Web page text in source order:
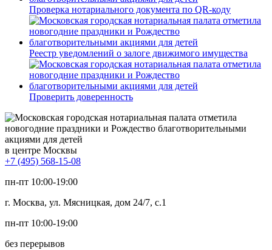
Проверка нотариального документа по QR-коду
Реестр уведомлений о залоге движимого имущества
Проверить доверенность
в центре Москвы
+7 (495) 568-15-08
пн-пт 10:00-19:00
г. Москва, ул. Мясницкая, дом 24/7, с.1
пн-пт 10:00-19:00
без перерывов